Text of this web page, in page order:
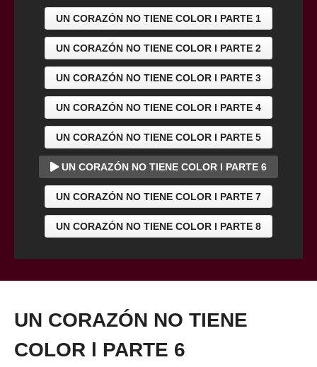
UN CORAZÓN NO TIENE COLOR l PARTE 1
UN CORAZÓN NO TIENE COLOR l PARTE 2
UN CORAZÓN NO TIENE COLOR l PARTE 3
UN CORAZÓN NO TIENE COLOR l PARTE 4
UN CORAZÓN NO TIENE COLOR l PARTE 5
UN CORAZÓN NO TIENE COLOR l PARTE 6
UN CORAZÓN NO TIENE COLOR l PARTE 7
UN CORAZÓN NO TIENE COLOR l PARTE 8
UN CORAZÓN NO TIENE
COLOR l PARTE 6